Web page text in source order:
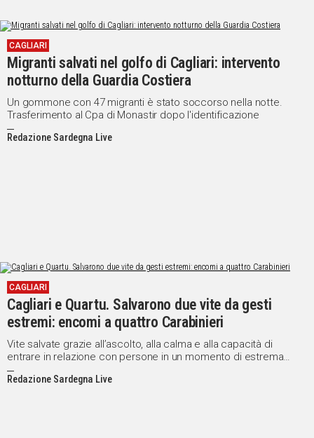
CAGLIARI
Migranti salvati nel golfo di Cagliari: intervento
notturno della Guardia Costiera
Un gommone con 47 migranti è stato soccorso nella notte.
Trasferimento al Cpa di Monastir dopo l'identificazione
Redazione Sardegna Live
CAGLIARI
Cagliari e Quartu. Salvarono due vite da gesti
estremi: encomi a quattro Carabinieri
Vite salvate grazie all’ascolto, alla calma e alla capacità di
entrare in relazione con persone in un momento di estrema
fragilità
Redazione Sardegna Live